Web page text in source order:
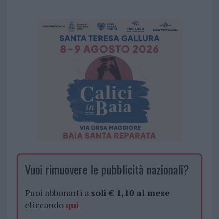
Vuoi rimuovere le pubblicità nazionali?
Puoi abbonarti a soli € 1,10 al mese
cliccando qui